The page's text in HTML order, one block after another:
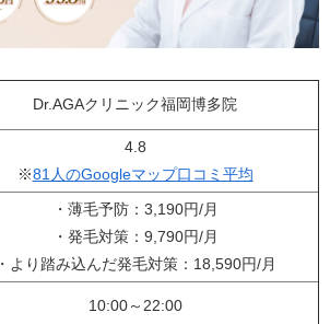
Dr.AGAクリニック福岡博多院
4.8
※81人のGoogleマップ口コミ平均
・薄毛予防：3,190円/月
・発毛対策：9,790円/月
・より踏み込んだ発毛対策：18,590円/月
10:00～22:00